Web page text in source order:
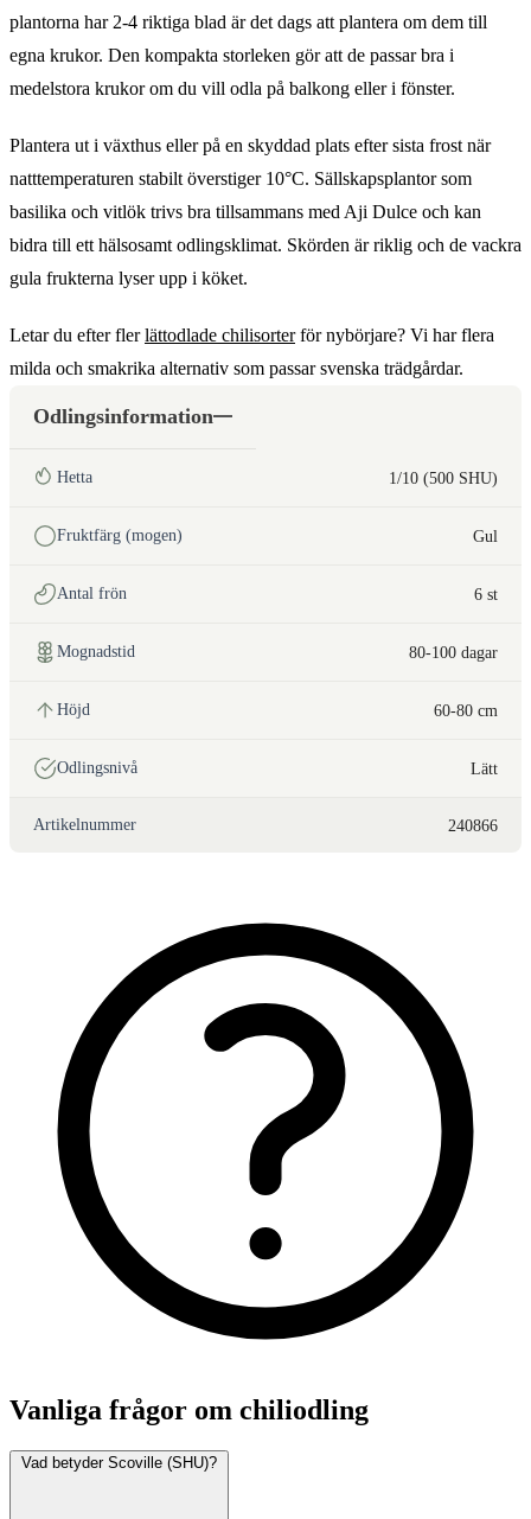
plantorna har 2-4 riktiga blad är det dags att plantera om dem till
egna krukor. Den kompakta storleken gör att de passar bra i
medelstora krukor om du vill odla på balkong eller i fönster.
Plantera ut i växthus eller på en skyddad plats efter sista frost när
natttemperaturen stabilt överstiger 10°C. Sällskapsplantor som
basilika och vitlök trivs bra tillsammans med Aji Dulce och kan
bidra till ett hälsosamt odlingsklimat. Skörden är riklig och de vackra
gula frukterna lyser upp i köket.
Letar du efter flerlättodlade chilisorterför nybörjare? Vi har flera
milda och smakrika alternativ som passar svenska trädgårdar.
Odlingsinformation
Hetta 1/10 (500 SHU)
Fruktfärg (mogen) Gul
Antal frön 6 st
Mognadstid 80-100 dagar
Höjd 60-80 cm
Odlingsnivå Lätt
Artikelnummer 240866
Vanliga frågor om chiliodling
Vad betyder Scoville (SHU)?